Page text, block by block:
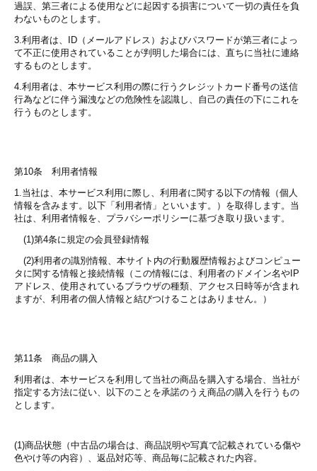
過誤、第三者による使用などに起因する損害について一切の責任を負
わないものとします。
3.利用者は、ID（メールアドレス）およびパスワードが第三者によっ
て不正に使用されていることが判明した場合には、直ちに当社に連絡
するものとします。
4.利用者は、本サービス利用の際に行うクレジットカード番号の送信
行為などに伴う漏洩などの危険性を認識し、自己の責任の下にこれを
行うものとします。
第10条 利用者情報
1.当社は、本サービス利用に際し、利用者に関する以下の情報（個人
情報を含みます。以下「利用者情」といいます。）を取得します。当
社は、利用者情報を、プラバシーポリシーに基づき取り扱います。
(1)第4条に規定の会員登録情報
(2)利用者の識別情報、本サイト内の行動履歴情報およびコンピュー
タに関する情報と接続情報（この情報には、利用者のドメイン名やIP
アドレス、使用されているブラウザの種類、アクセス日時等が含まれ
ますが、利用者の個人情報と結びつけることはありません。）
第11条 商品の購入
利用者は、本サービスを利用して当社の商品を購入する場合、当社が
指定する方法に従い、以下のことを承諾のうえ商品の購入を行うもの
とします。
(1)商品状態（中古品の場合は、商品説明や写真で記載されている傷や
色やけ等の内容）、返品対応等、商品毎に記載された内容。